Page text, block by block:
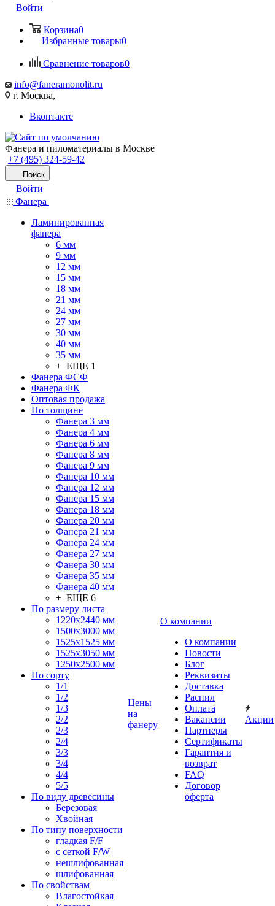
Войти
Корзина0
Избранные товары0
Сравнение товаров0
info@faneramonolit.ru
г. Москва,
Вконтакте
Фанера и пиломатериалы в Москве
+7 (495) 324-59-42
Поиск
Войти
Фанера
Ламинированная
фанера
6 мм
9 мм
12 мм
15 мм
18 мм
21 мм
24 мм
27 мм
30 мм
40 мм
35 мм
+ ЕЩЕ 1
Фанера ФСФ
Фанера ФК
Оптовая продажа
По толщине
Фанера 3 мм
Фанера 4 мм
Фанера 6 мм
Фанера 8 мм
Фанера 9 мм
Фанера 10 мм
Фанера 12 мм
Фанера 15 мм
Фанера 18 мм
Фанера 20 мм
Фанера 21 мм
Фанера 24 мм
Фанера 27 мм
Фанера 30 мм
Фанера 35 мм
Фанера 40 мм
+ ЕЩЕ 6
По размеру листа
1220х2440 мм
1500х3000 мм
1525x1525 мм
1525х3050 мм
1250х2500 мм
По сорту
1/1
1/2
1/3
2/2
2/3
2/4
3/3
3/4
4/4
5/5
По виду древесины
Березовая
Хвойная
По типу поверхности
гладкая F/F
с сеткой F/W
нешлифованная
шлифованная
По свойствам
Влагостойкая
Цены
на
фанеру
О компании
О компании
Новости
Блог
Реквизиты
Доставка
Распил
Оплата
Вакансии
Партнеры
Сертификаты
Гарантия и
возврат
FAQ
Договор
оферта
Акции